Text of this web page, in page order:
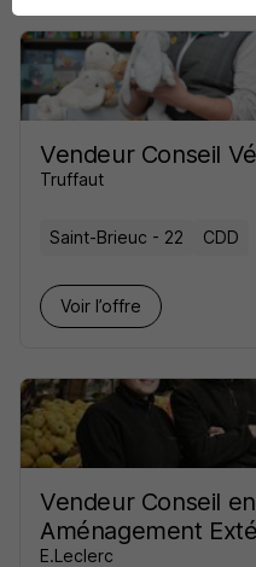
Vendeur Conseil
Truffaut
Saint-Brieuc - 22 CDD
Voir l’offre
Vendeur Conseil
Aménagement
E.Leclerc